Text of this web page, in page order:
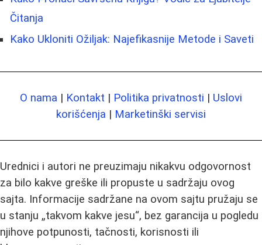
Čitanja
Kako Ukloniti Ožiljak: Najefikasnije Metode i Saveti
O nama | Kontakt | Politika privatnosti | Uslovi
korišćenja | Marketinški servisi
Urednici i autori ne preuzimaju nikakvu odgovornost
za bilo kakve greške ili propuste u sadržaju ovog
sajta. Informacije sadržane na ovom sajtu pružaju se
u stanju „takvom kakve jesu“, bez garancija u pogledu
njihove potpunosti, tačnosti, korisnosti ili